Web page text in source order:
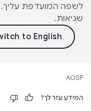
לשפה המועדפת עליך.
שגיאות.
AOSP
המידע עזר לך?